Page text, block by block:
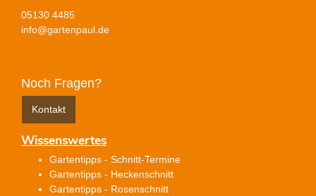
05130 4485
info@gartenpaul.de
Noch Fragen?
Kontakt
Wissenswertes
Gartentipps - Schnitt-Termine
Gartentipps - Heckenschnitt
Gartentipps - Rosenschnitt